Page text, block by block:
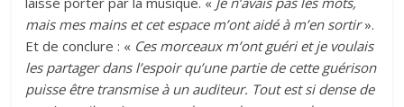
mais mes mains et cet espace m’ont aidé à m’en sortir».
Et de conclure : « Ces morceaux m’ont guéri et je voulais
les partager dans l’espoir qu’une partie de cette guérison
puisse être transmise à un auditeur. Tout est si dense de